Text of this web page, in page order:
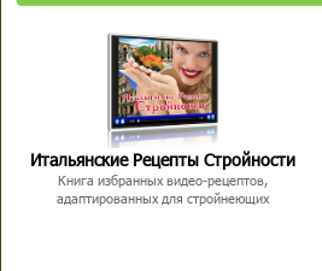
Итальянские Рецепты Стройности
Книга избранных видео-рецептов,
адаптированных для стройнеющих